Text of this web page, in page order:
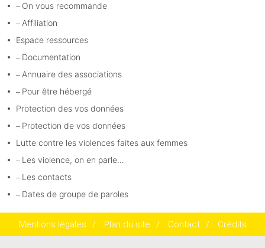
On vous recommande
Affiliation
Espace ressources
Documentation
Annuaire des associations
Pour être hébergé
Protection des vos données
Protection de vos données
Lutte contre les violences faites aux femmes
Les violence, on en parle…
Les contacts
Dates de groupe de paroles
Mentions légales / Plan du site / Contact / Crédits